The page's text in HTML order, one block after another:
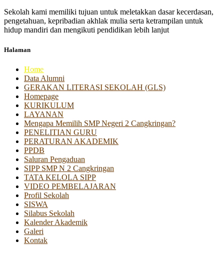
Sekolah kami memiliki tujuan untuk meletakkan dasar kecerdasan,
pengetahuan, kepribadian akhlak mulia serta ketrampilan untuk
hidup mandiri dan mengikuti pendidikan lebih lanjut
Halaman
Home
Data Alumni
GERAKAN LITERASI SEKOLAH (GLS)
Homepage
KURIKULUM
LAYANAN
Mengapa Memilih SMP Negeri 2 Cangkringan?
PENELITIAN GURU
PERATURAN AKADEMIK
PPDB
Saluran Pengaduan
SIPP SMP N 2 Cangkringan
TATA KELOLA SIPP
VIDEO PEMBELAJARAN
Profil Sekolah
SISWA
Silabus Sekolah
Kalender Akademik
Galeri
Kontak